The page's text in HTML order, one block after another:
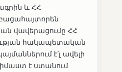
և ՀՀ
վավերացումը ՀՀ
հակապետական
է՛լ ավելի
իմաստ է ստանում